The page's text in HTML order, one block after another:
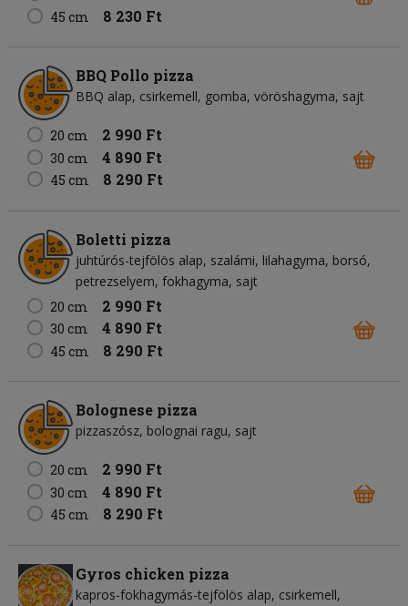
45 cm 8 230 Ft
BBQ Pollo pizza
BBQ alap csirkemell gomba vöröshagyma sajt
20 cm 2 990 Ft
30 cm 4 890 Ft
45 cm 8 290 Ft
Boletti pizza
juhtúrós-tejfölös alap szalámi lilahagyma borsó
petrezselyem fokhagyma sajt
20 cm
2 990 Ft
30 cm 4 890 Ft
45 cm 8 290 Ft
Bolognese pizza
pizzaszósz bolognai ragu sajt
20 cm 2 990 Ft
30 cm 4 890 Ft
45 cm 8 290 Ft
Gyros chicken pizza
kapros-fokhagymás-tejfölös alap csirkemell